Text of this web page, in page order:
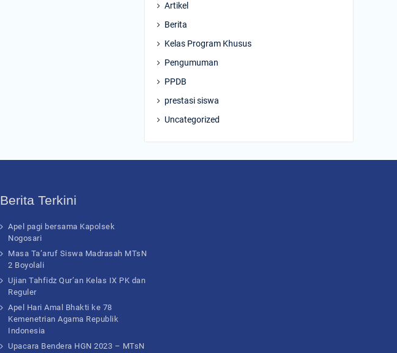
Artikel
Berita
Kelas Program Khusus
Pengumuman
PPDB
prestasi siswa
Uncategorized
Berita Terkini
Apel pagi bersama Kapolsek
Nogosari
Masa Ta’aruf Siswa Madrasah MTsN
2 Boyolali
Ujian Tahfidz Qur’an Kelas IX PK dan
Reguler
Apel Hari Amal Bhakti ke 78
Kemenetrian Agama Republik
Indonesia
Upacara Bendera HGN 2023 – MTsN